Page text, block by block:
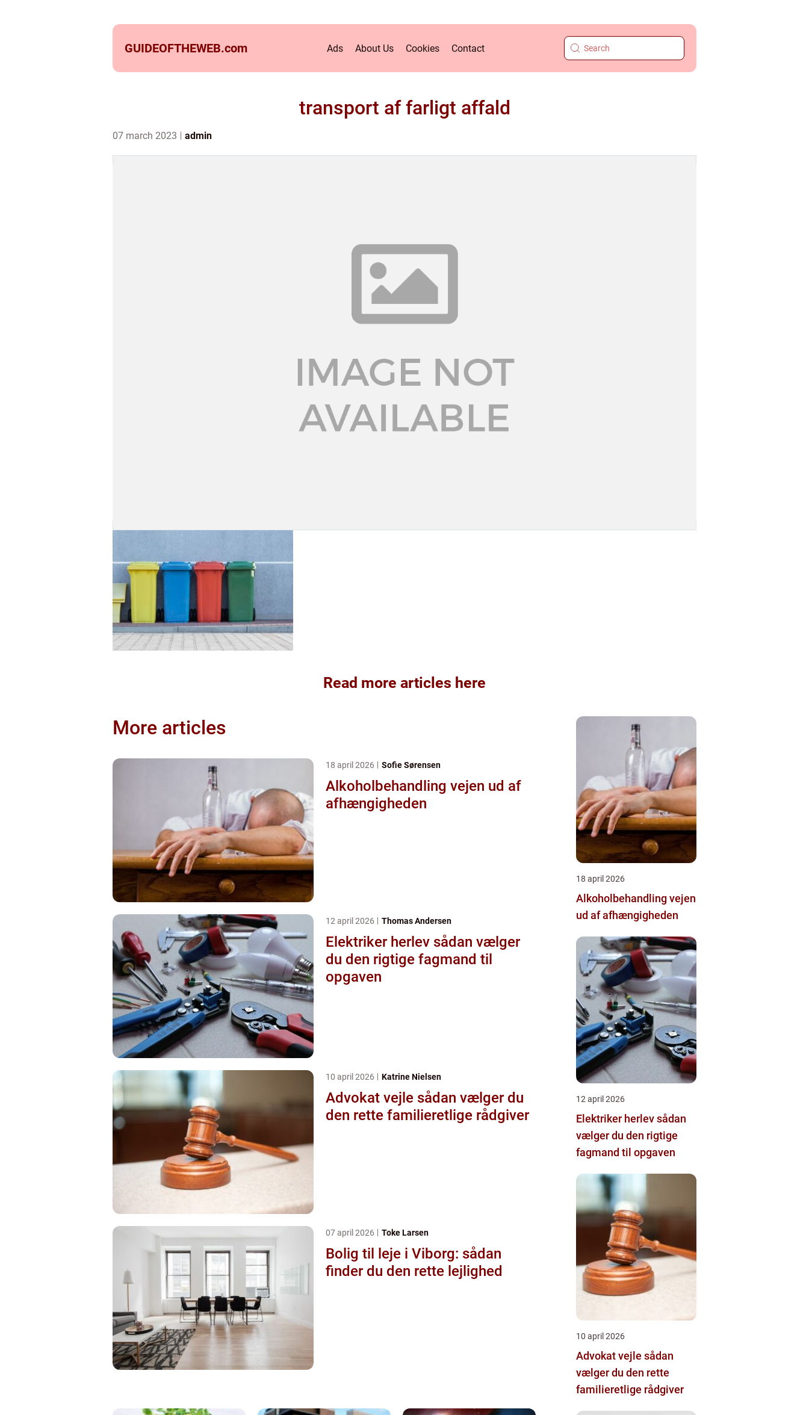
GUIDEOFTHEWEB.com Ads About Us Cookies Contact
transport af farligt affald
07 march 2023 admin
Read more articles here
More articles
18 april 2026 Sofie Sørensen
Alkoholbehandling vejen ud af
afhængigheden
12 april 2026 Thomas Andersen
Elektriker herlev sådan vælger
du den rigtige fagmand til
opgaven
10 april 2026 Katrine Nielsen
Advokat vejle sådan vælger du
den rette familieretlige rådgiver
07 april 2026 Toke Larsen
Bolig til leje i Viborg: sådan
finder du den rette lejlighed
18 april 2026
Alkoholbehandling vejen
ud af afhængigheden
12 april 2026
Elektriker herlev sådan
vælger du den rigtige
fagmand til opgaven
10 april 2026
Advokat vejle sådan
vælger du den rette
familieretlige rådgiver